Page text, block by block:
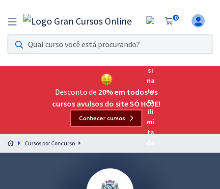
0
Assinatura Ilimitada 11
Acesso a todos os cursos. Teste grátis por 7 dias!
Assinatura OAB Até Passar
Acesso ilimitado a toda preparação para o Exame da
Preparação completa e intensiva para as principais
residências em saúde do Brasil
Desconto de 20% em todos os
cursos avulsos do site SÓ HOJE!
Conhecer cursos
Cursos por Concurso